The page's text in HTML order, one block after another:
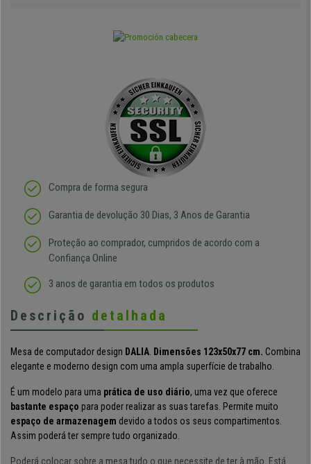
Compra de forma segura
Garantia de devolução 30 Dias, 3 Anos de Garantia
Proteção ao comprador, cumpridos de acordo com a
Confiança Online
3 anos de garantia em todos os produtos
Descrição detalhada
Mesa de computador design DALIA Dimensões 123x50x77 cm. Combina
elegante e moderno design com uma ampla superfície de trabalho.
É um modelo para uma prática de uso diário, uma vez que oferece
bastante espaço para poder realizar as suas tarefas. Permite muito
espaço de armazenagem devido a todos os seus compartimentos.
Assim poderá ter sempre tudo organizado.
Poderá colocar sobre a mesa tudo o que necessite de ter à mão. Está